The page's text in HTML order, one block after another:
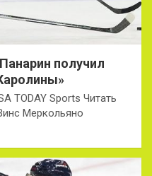
получил
TODAY Sports Читать
Меркольяно